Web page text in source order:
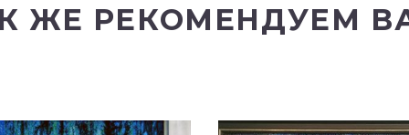
ЖЕ РЕКОМЕНДУЕМ